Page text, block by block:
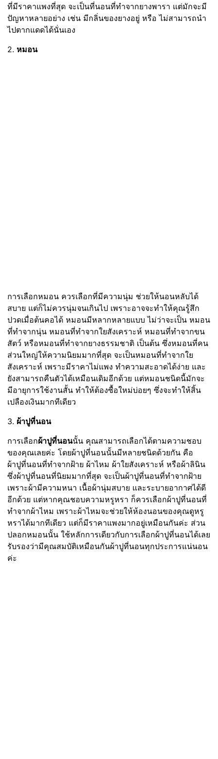
ที่มีราคาแพงที่สุด จะเป็นที่นอนที่ทำจากยางพารา แต่มักจะมี
ปัญหาหลายอย่าง เช่น มีกลิ่นของยางอยู่ หรือ ไม่สามารถนำ
ไปตากแดดได้นั่นเอง
2. หมอน
การเลือกหมอน ควรเลือกที่มีความนุ่ม ช่วยให้นอนหลับได้
สบาย แต่ก็ไม่ควรนุ่มจนเกินไป เพราะอาจจะทำให้คุณรู้สึก
ปวดเมื่อต้นคอได้ หมอนมีหลากหลายแบบ ไม่ว่าจะเป็น หมอน
ที่ทำจากนุ่น หมอนที่ทำจากใยสังเคราะห์ หมอนที่ทำจากขน
สัตว์ หรือหมอนที่ทำจากยางธรรมชาติ เป็นต้น ซึ่งหมอนที่คน
ส่วนใหญ่ให้ความนิยมมากที่สุด จะเป็นหมอนที่ทำจากใย
สังเคราะห์ เพราะมีราคาไม่แพง ทำความสะอาดได้ง่าย และ
ยังสามารถคืนตัวได้เหมือนเดิมอีกด้วย แต่หมอนชนิดนี้มักจะ
มีอายุการใช้งานสั้น ทำให้ต้องซื้อใหม่บ่อยๆ ซึ่งจะทำให้สิ้น
เปลืองเงินมากทีเดียว
3. ผ้าปูที่นอน
การเลือกผ้าปูที่นอนนั้น คุณสามารถเลือกได้ตามความชอบ
ของคุณเลยค่ะ โดยผ้าปูที่นอนนั้นมีหลายชนิดด้วยกัน คือ
ผ้าปูที่นอนที่ทำจากฝ้าย ผ้าไหม ผ้าใยสังเคราะห์ หรือผ้าลินิน
ซึ่งผ้าปูที่นอนที่นิยมมากที่สุด จะเป็นผ้าปูที่นอนที่ทำจากฝ้าย
เพราะผ้ามีความหนา เนื้อผ้านุ่มสบาย และระบายอากาศได้ดี
อีกด้วย แต่หากคุณชอบความหรูหรา ก็ควรเลือกผ้าปูที่นอนที่
ทำจากผ้าไหม เพราะผ้าไหมจะช่วยให้ห้องนอนของคุณดูหรู
หราได้มากทีเดียว แต่ก็มีราคาแพงมากอยู่เหมือนกันค่ะ ส่วน
ปลอกหมอนนั้น ใช้หลักการเดียวกับการเลือกผ้าปูที่นอนได้เลย
รับรองว่ามีคุณสมบัติเหมือนกันผ้าปูที่นอนทุกประการแน่นอน
ค่ะ